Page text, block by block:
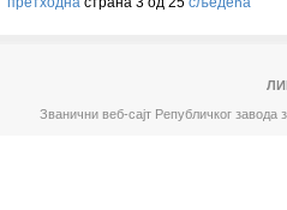
Званични веб-сајт Републичког